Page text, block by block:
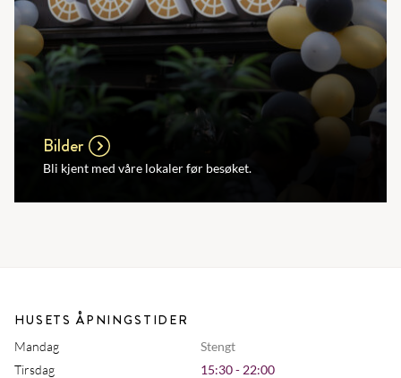
Bilder
Bli kjent med våre lokaler før besøket.
HUSETS ÅPNINGSTIDER
Mandag
Stengt
Tirsdag
15:30 - 22:00